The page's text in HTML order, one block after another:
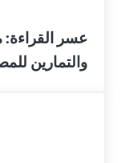
عسر القراءة:
والتمارين